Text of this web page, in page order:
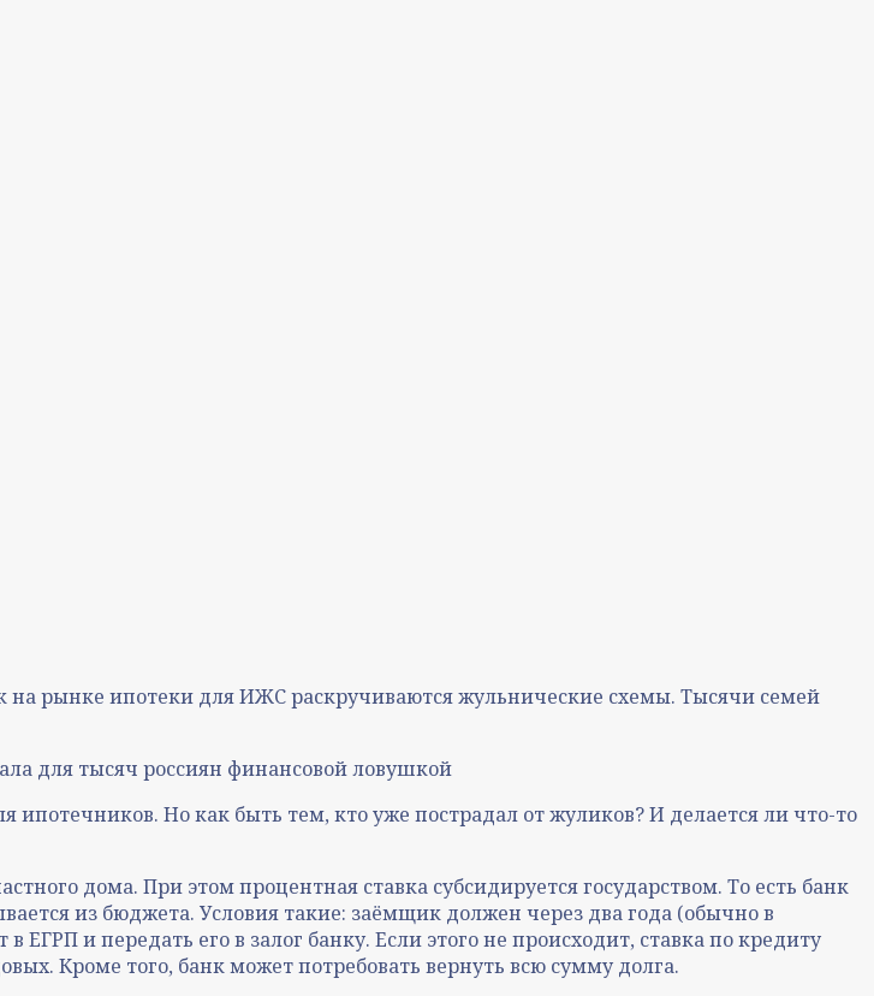
на рынке ипотеки для ИЖС раскручиваются жульнические схемы. Тысячи семей
для тысяч россиян финансовой ловушкой
Но как быть тем, кто уже пострадал от жуликов? И делается ли что-то
дома. При этом процентная ставка субсидируется государством. То есть банк
из бюджета. Условия такие: заёмщик должен через два года (обычно в
ЕГРП и передать его в залог банку. Если этого не происходит, ставка по кредиту
Кроме того, банк может потребовать вернуть всю сумму долга.